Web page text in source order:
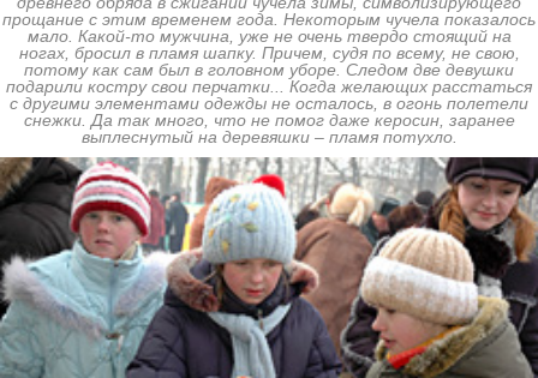
прощание с этим временем года. Некоторым чучела показалось
мало. Какой-то мужчина, уже не очень твердо стоящий на
ногах, бросил в пламя шапку. Причем, судя по всему, не свою,
потому как сам был в головном уборе. Следом две девушки
подарили костру свои перчатки... Когда желающих расстаться
с другими элементами одежды не осталось, в огонь полетели
снежки. Да так много, что не помог даже керосин, заранее
выплеснутый на деревяшки – пламя потухло.